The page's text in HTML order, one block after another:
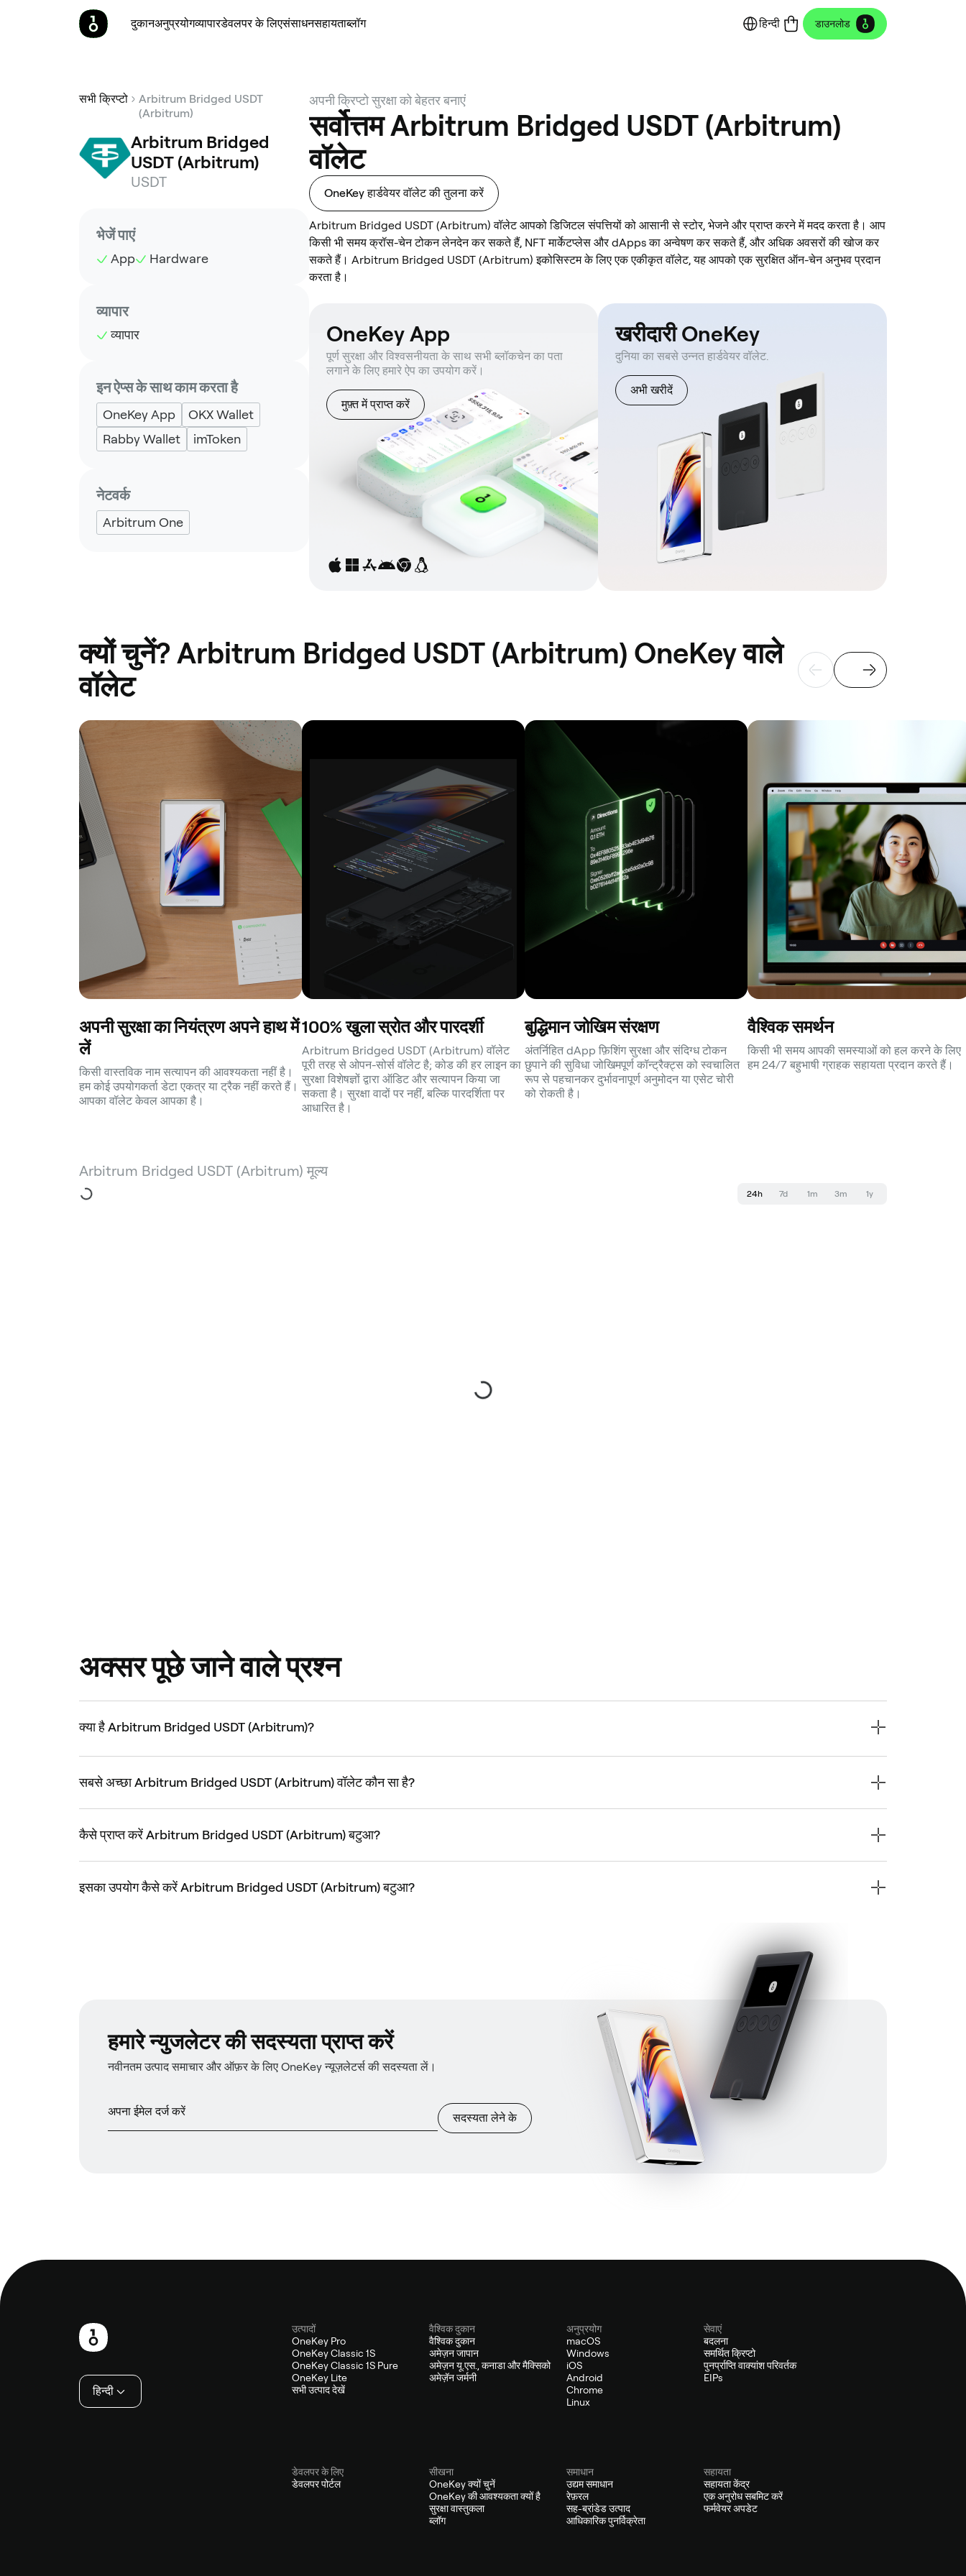
दुकानअनुप्रयोगव्यापारडेवलपर के लिएसंसाधनसहायताब्लॉग हिन्दी डाउनलोड
सभी क्रिप्टो
Arbitrum Bridged USDT
(Arbitrum)
Arbitrum Bridged
USDT (Arbitrum)
USDT
भेजें पाएं
App Hardware
व्यापार
व्यापार
इन ऐप्स के साथ काम करता है
OneKey App
OKX Wallet
Rabby Wallet
imToken
नेटवर्क
Arbitrum One
अपनी क्रिप्टो सुरक्षा को बेहतर बनाएं
सर्वोत्तम Arbitrum Bridged USDT (Arbitrum)
वॉलेट
OneKey हार्डवेयर वॉलेट की तुलना करें
Arbitrum Bridged USDT (Arbitrum) वॉलेट आपको डिजिटल संपत्तियों को आसानी से स्टोर, भेजने और प्राप्त करने में मदद करता है। आप
किसी भी समय क्रॉस-चेन टोकन लेनदेन कर सकते हैं, NFT मार्केटप्लेस और dApps का अन्वेषण कर सकते हैं, और अधिक अवसरों की खोज कर
सकते हैं। Arbitrum Bridged USDT (Arbitrum) इकोसिस्टम के लिए एक एकीकृत वॉलेट, यह आपको एक सुरक्षित ऑन-चेन अनुभव प्रदान
करता है।
OneKey App
पूर्ण सुरक्षा और विश्वसनीयता के साथ सभी ब्लॉकचेन का पता
लगाने के लिए हमारे ऐप का उपयोग करें।
मुफ़्त में प्राप्त करें
खरीदारी OneKey
दुनिया का सबसे उन्नत हार्डवेयर वॉलेट.
अभी खरीदें
क्यों चुनें? Arbitrum Bridged USDT (Arbitrum) OneKey वाले
वॉलेट
अपनी सुरक्षा का नियंत्रण अपने हाथ में
लें
किसी वास्तविक नाम सत्यापन की आवश्यकता नहीं है।
हम कोई उपयोगकर्ता डेटा एकत्र या ट्रैक नहीं करते हैं।
आपका वॉलेट केवल आपका है।
100% खुला स्रोत और पारदर्शी
Arbitrum Bridged USDT (Arbitrum) वॉलेट
पूरी तरह से ओपन-सोर्स वॉलेट है; कोड की हर लाइन का
सुरक्षा विशेषज्ञों द्वारा ऑडिट और सत्यापन किया जा
सकता है। सुरक्षा वादों पर नहीं, बल्कि पारदर्शिता पर
आधारित है।
बुद्धिमान जोखिम संरक्षण
अंतर्निहित dApp फ़िशिंग सुरक्षा और संदिग्ध टोकन
छुपाने की सुविधा जोखिमपूर्ण कॉन्ट्रैक्ट्स को स्वचालित
रूप से पहचानकर दुर्भावनापूर्ण अनुमोदन या एसेट चोरी
को रोकती है।
वैश्विक समर्थन
किसी भी समय आपकी समस्याओं को हल करने के लिए
हम 24/7 बहुभाषी ग्राहक सहायता प्रदान करते हैं।
Arbitrum Bridged USDT (Arbitrum) मूल्य
24h 7d 1m 3m 1y
अक्सर पूछे जाने वाले प्रश्न
क्या है Arbitrum Bridged USDT (Arbitrum)?
सबसे अच्छा Arbitrum Bridged USDT (Arbitrum) वॉलेट कौन सा है?
कैसे प्राप्त करें Arbitrum Bridged USDT (Arbitrum) बटुआ?
इसका उपयोग कैसे करें Arbitrum Bridged USDT (Arbitrum) बटुआ?
हमारे न्युजलेटर की सदस्यता प्राप्त करें
नवीनतम उत्पाद समाचार और ऑफ़र के लिए OneKey न्यूज़लेटर्स की सदस्यता लें।
सदस्यता लेने के
हिन्दी
उत्पादों
OneKey Pro
OneKey Classic 1S
OneKey Classic 1S Pure
OneKey Lite
सभी उत्पाद देखें
वैश्विक दुकान
वैश्विक दुकान
अमेज़न जापान
अमेज़न यू.एस., कनाडा और मैक्सिको
अमेज़ॅन जर्मनी
अनुप्रयोग
macOS
Windows
iOS
Android
Chrome
Linux
सेवाएं
बदलना
समर्थित क्रिप्टो
पुनर्प्राप्ति वाक्यांश परिवर्तक
EIPs
डेवलपर के लिए
डेवलपर पोर्टल
सीखना
OneKey क्यों चुनें
OneKey की आवश्यकता क्यों है
सुरक्षा वास्तुकला
ब्लॉग
समाधान
उद्यम समाधान
रेफ़रल
सह-ब्रांडेड उत्पाद
आधिकारिक पुनर्विक्रेता
सहायता
सहायता केंद्र
एक अनुरोध सबमिट करें
फर्मवेयर अपडेट